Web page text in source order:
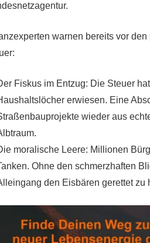
warnen bereits vor
Fiskus im Entzug: Die Steuer
erwiesen. Eine
wieder aus
moralische Leere: Millionen
Ohne den schmerzhaften
den Eisbären gerettet zu